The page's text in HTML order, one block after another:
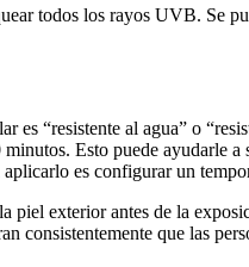
todos los rayos UVB. Se
es “resistente al agua” o
Esto puede ayudarle
es configurar un
piel exterior antes de la
consistentemente que las